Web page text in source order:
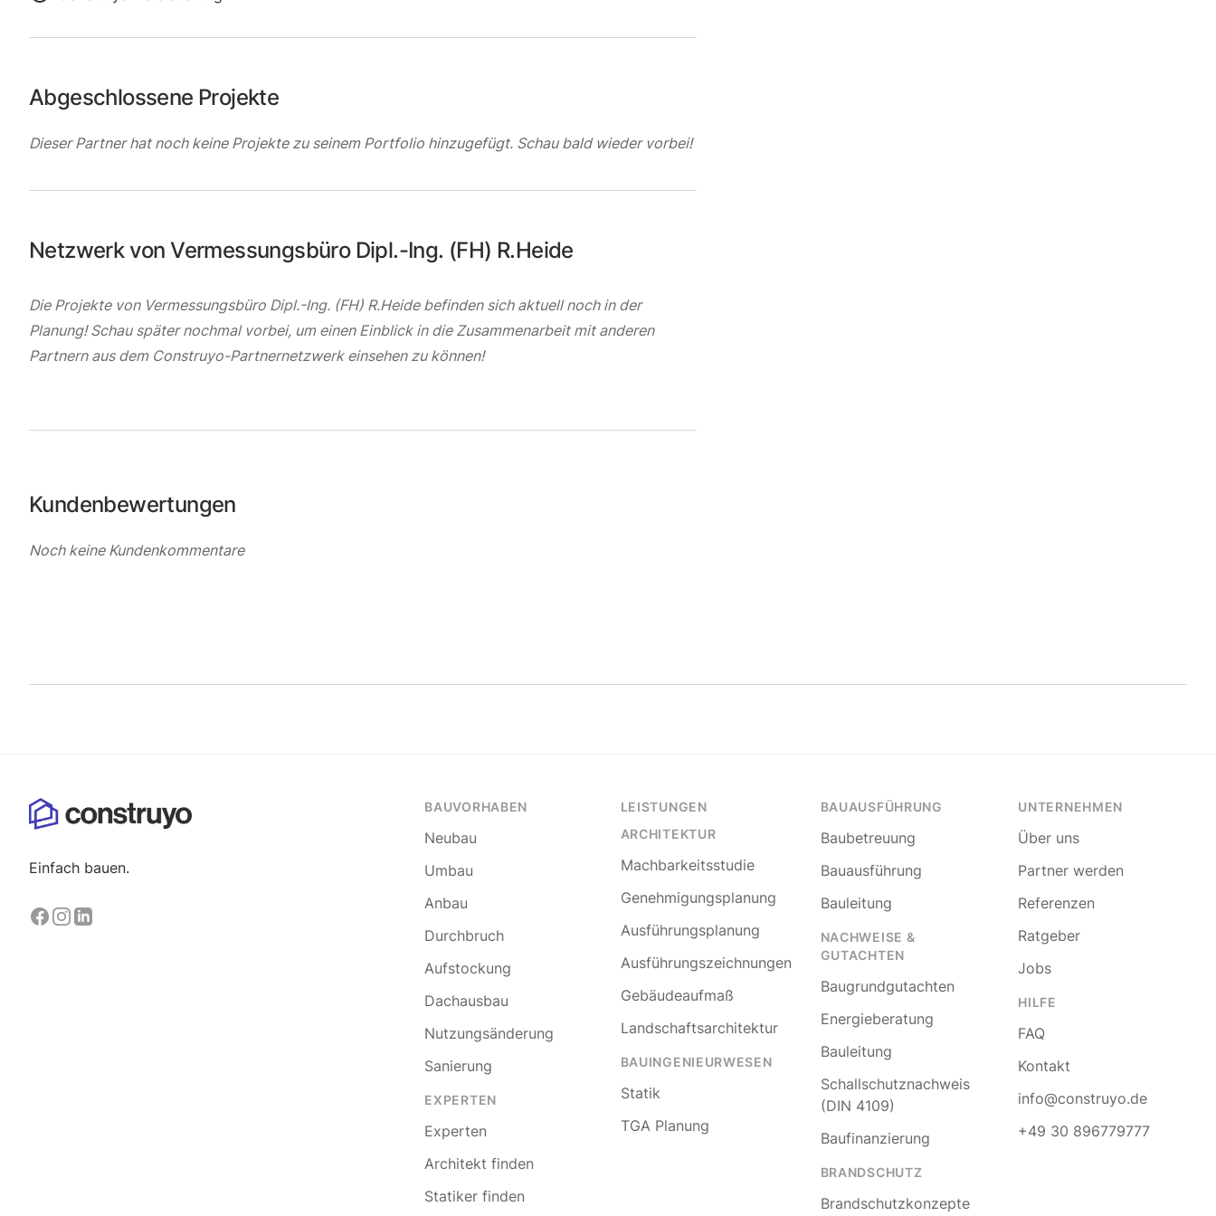
Abgeschlossene Projekte
Dieser Partner hat noch keine Projekte zu seinem Portfolio hinzugefügt. Schau bald wieder vorbei!
Netzwerk von Vermessungsbüro Dipl.-Ing. (FH) R.Heide
Die Projekte von Vermessungsbüro Dipl.-Ing. (FH) R.Heide befinden sich aktuell noch in der
Planung! Schau später nochmal vorbei, um einen Einblick in die Zusammenarbeit mit anderen
Partnern aus dem Construyo-Partnernetzwerk einsehen zu können!
Kundenbewertungen
Noch keine Kundenkommentare
Einfach bauen.
BAUVORHABEN
Neubau
Umbau
Anbau
Durchbruch
Aufstockung
Dachausbau
Nutzungsänderung
Sanierung
EXPERTEN
Experten
Architekt finden
Statiker finden
LEISTUNGEN
ARCHITEKTUR
Machbarkeitsstudie
Genehmigungsplanung
Ausführungsplanung
Ausführungszeichnungen
Gebäudeaufmaß
Landschaftsarchitektur
BAUINGENIEURWESEN
Statik
TGA Planung
BAUAUSFÜHRUNG
Baubetreuung
Bauausführung
Bauleitung
NACHWEISE &
GUTACHTEN
Baugrundgutachten
Energieberatung
Bauleitung
Schallschutznachweis
(DIN 4109)
Baufinanzierung
BRANDSCHUTZ
Brandschutzkonzepte
UNTERNEHMEN
Über uns
Partner werden
Referenzen
Ratgeber
Jobs
HILFE
FAQ
Kontakt
info@construyo.de
+49 30 896779777